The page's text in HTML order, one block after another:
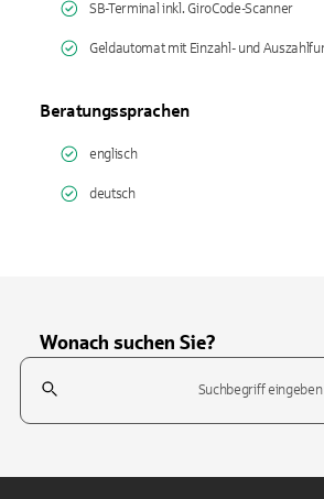
SB-Terminal inkl. GiroCode-Scanner
Geldautomat mit Einzahl- und
Beratungssprachen
englisch
deutsch
Wonach suchen Sie?
Suchfeld